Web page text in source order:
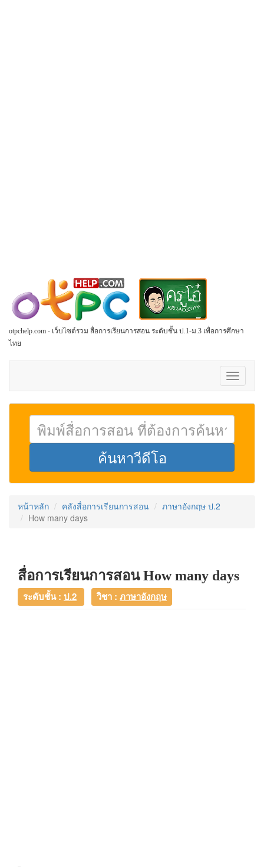
otpchelp.com - เว็บไซต์รวม สื่อการเรียนการสอน ระดับชั้น ป.1-ม.3 เพื่อการศึกษา
ไทย
Toggle
หน้าหลัก คลังสื่อการเรียนการสอน
ภาษาอังกฤษ ป.2
How many days
สื่อการเรียนการสอน How many days
ระดับชั้น : ป.2 วิชา : ภาษาอังกฤษ